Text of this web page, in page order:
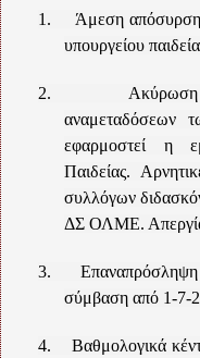
1.
Άμεση απόσυρση
υπουργείου
2.
Ακύρωση
αναμεταδόσεων
εφαρμοστεί η
Παιδείας.
συλλόγων
ΔΣ ΟΛΜΕ.
3.
σύμβαση από 1-7-
4.
Βαθμολογικά